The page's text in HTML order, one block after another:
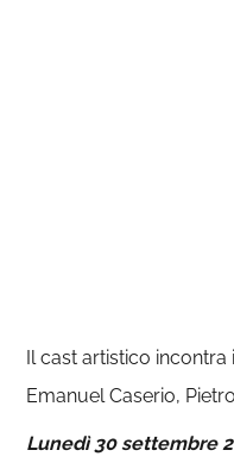
Il cast artistico incontra
Emanuel Caserio,
Lunedì 30 settembre